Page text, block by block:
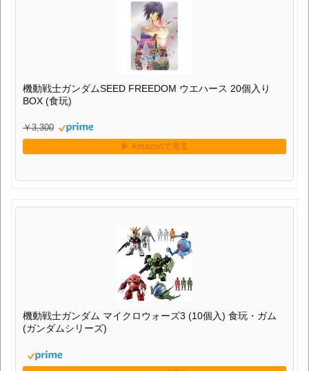
機動戦士ガンダムSEED FREEDOM ウエハース 20個入り
BOX (食玩)
￥3,300
機動戦士ガンダム マイクロウォーズ3 (10個入) 食玩・ガム
(ガンダムシリーズ)